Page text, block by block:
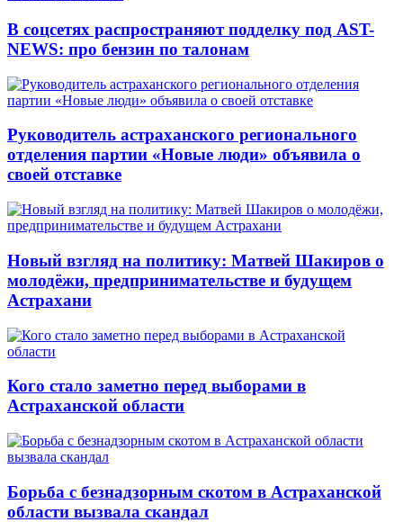
В соцсетях распространяют подделку под AST-
NEWS: про бензин по талонам
Руководитель астраханского регионального
отделения партии «Новые люди» объявила о
своей отставке
Новый взгляд на политику: Матвей Шакиров о
молодёжи, предпринимательстве и будущем
Астрахани
Кого стало заметно перед выборами в
Астраханской области
Борьба с безнадзорным скотом в Астраханской
области вызвала скандал